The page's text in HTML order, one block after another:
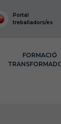
Portal
treballadors/es
FORMACIÓ